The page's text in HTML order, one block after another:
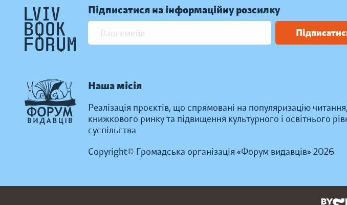
Підписатися на інформаційну розсилку
Наша місія
Реалізація проєктів, що спрямовані на популяризацію
книжкового ринку та підвищення культурного і освітнього
суспільства
Copyright© Громадська організація «Форум видавців» 2026